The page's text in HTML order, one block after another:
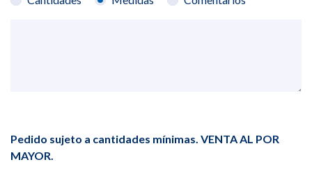
Pedido sujeto a cantidades mínimas. VENTA AL POR
MAYOR.